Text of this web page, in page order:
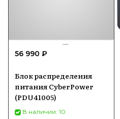
56 990 ₽
Блок распределения
питания CyberPower
(PDU41005)
В наличии: 10